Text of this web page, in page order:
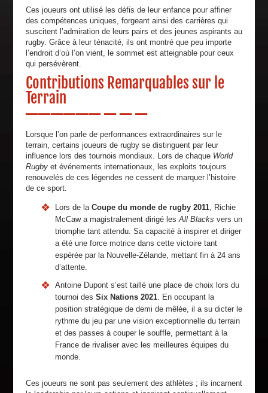
Ces joueurs ont utilisé les défis de leur enfance pour affiner
des compétences uniques, forgeant ainsi des carrières qui
suscitent l’admiration de leurs pairs et des jeunes aspirants au
rugby. Grâce à leur ténacité, ils ont montré que peu importe
l’endroit d’où l’on vient, le sommet est atteignable pour ceux
qui persévèrent.
Contributions Remarquables sur le
Terrain
Lorsque l’on parle de performances extraordinaires sur le
terrain, certains joueurs de rugby se distinguent par leur
influence lors des tournois mondiaux. Lors de chaque World
Rugbyet événements internationaux, les exploits toujours
renouvelés de ces légendes ne cessent de marquer l’histoire
de ce sport.
Lors de la Coupe du monde de rugby 2011, Richie
McCaw a magistralement dirigé les All Blacks vers un
triomphe tant attendu. Sa capacité à inspirer et diriger
a été une force motrice dans cette victoire tant
espérée par la Nouvelle-Zélande, mettant fin à 24 ans
d’attente.
Antoine Dupont s’est taillé une place de choix lors du
tournoi des Six Nations 2021. En occupant la
position stratégique de demi de mêlée, il a su dicter le
rythme du jeu par une vision exceptionnelle du terrain
et des passes à couper le souffle, permettant à la
France de rivaliser avec les meilleures équipes du
monde.
Ces joueurs ne sont pas seulement des athlètes ; ils incarnent